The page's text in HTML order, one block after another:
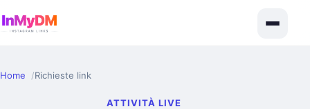
Home Richieste link
ATTIVITÀ LIVE